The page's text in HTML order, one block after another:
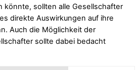
könnte, sollten alle Gesellschafter
direkte Auswirkungen auf ihre
Auch die Möglichkeit der
sollte dabei bedacht